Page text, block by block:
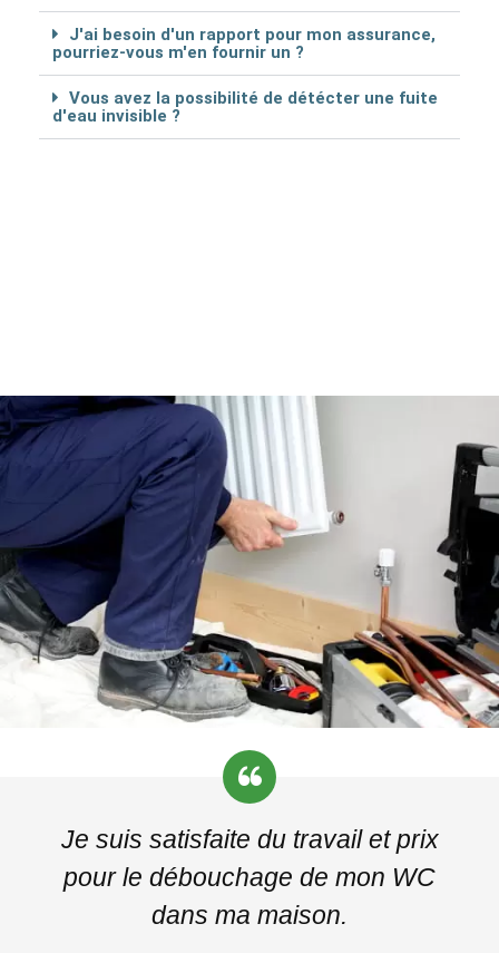
J'ai besoin d'un rapport pour mon assurance,
pourriez-vous m'en fournir un ?
Vous avez la possibilité de détécter une fuite
d'eau invisible ?
Je suis satisfaite du travail et prix
pour le débouchage de mon WC
dans ma maison.